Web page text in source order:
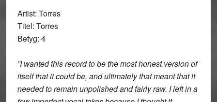
Artist: Torres
Titel: Torres
Betyg: 4
”I wanted this record to be the most honest version of
itself that it could be, and ultimately that meant that it
needed to remain unpolished and fairly raw. I left in a